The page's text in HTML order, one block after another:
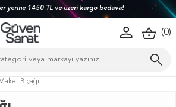
yerine 1450 TL ve üzeri kargo bedava!
(0)
Maket Bıçağı